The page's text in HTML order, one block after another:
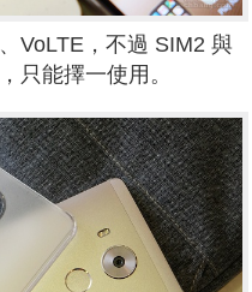
VoLTE，不過 SIM2 與
只能擇一使用。